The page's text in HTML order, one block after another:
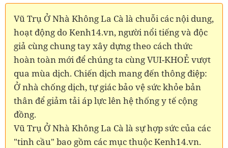
Vũ Trụ Ở Nhà Không La Cà là chuỗi các nội dung,
hoạt động do Kenh14.vn, người nổi tiếng và độc
giả cùng chung tay xây dựng theo cách thức
hoàn toàn mới để chúng ta cùng VUI-KHOẺ vượt
qua mùa dịch. Chiến dịch mang đến thông điệp:
Ở nhà chống dịch, tự giác bảo vệ sức khỏe bản
thân để giảm tải áp lực lên hệ thống y tế cộng
đồng.
Vũ Trụ Ở Nhà Không La Cà là sự hợp sức của các
"tinh cầu" bao gồm các mục thuộc Kenh14.vn.